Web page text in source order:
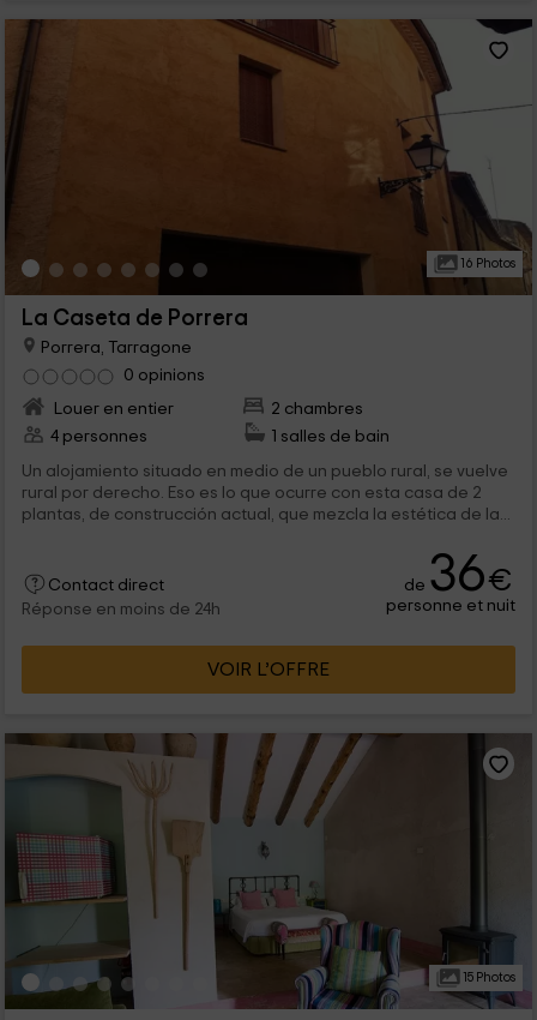
16 Photos
La Caseta de Porrera
Porrera, Tarragone
0 opinions
Louer en entier
2 chambres
4 personnes
1 salles de bain
Un alojamiento situado en medio de un pueblo rural, se vuelve
rural por derecho. Eso es lo que ocurre con esta casa de 2
plantas, de construcción actual, que mezcla la estética de la...
Contact direct
Réponse en moins de 24h
de 36€
personne et nuit
VOIR L’OFFRE
15 Photos